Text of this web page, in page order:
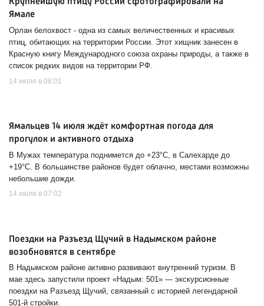
Крупнейшую птицу России сфотографировали на
Ямале
Орлан белохвост - одна из самых величественных и красивых
птиц, обитающих на территории России. Этот хищник занесен в
Красную книгу Международного союза охраны природы, а также в
список редких видов на территории РФ.
14 июля в 08:01
Ямальцев 14 июля ждёт комфортная погода для
прогулок и активного отдыха
В Мужах температура поднимется до +23°С, в Салехарде до
+19°С. В большинстве районов будет облачно, местами возможны
небольшие дожди.
14 июля в 07:02
Поездки на Разъезд Щучий в Надымском районе
возобновятся в сентябре
В Надымском районе активно развивают внутренний туризм. В
мае здесь запустили проект «Надым: 501» — экскурсионные
поездки на Разъезд Щучий, связанный с историей легендарной
501-й стройки.